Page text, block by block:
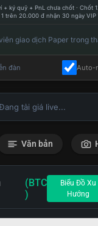
+ ký quỹ + PnL chưa chốt · Chốt
trên 20.000 đ nhận 30 ngày VIP
giao dịch Paper trong
đàn Auto-
tải giá live...
Văn bản
(BTC
)
Biểu Đồ Xu
Hướng